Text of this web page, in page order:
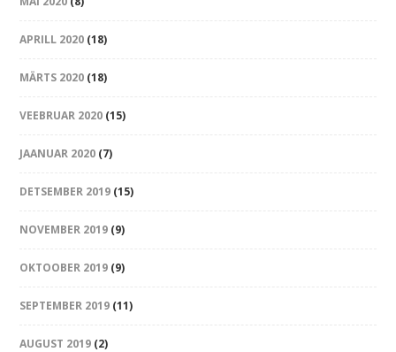
APRILL 2020 (18)
MÄRTS 2020 (18)
VEEBRUAR 2020 (15)
JAANUAR 2020 (7)
DETSEMBER 2019 (15)
NOVEMBER 2019 (9)
OKTOOBER 2019 (9)
SEPTEMBER 2019 (11)
AUGUST 2019 (2)